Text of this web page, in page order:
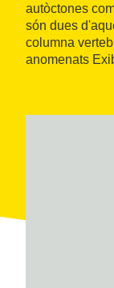
autòctones
són dues
columna
anomenats